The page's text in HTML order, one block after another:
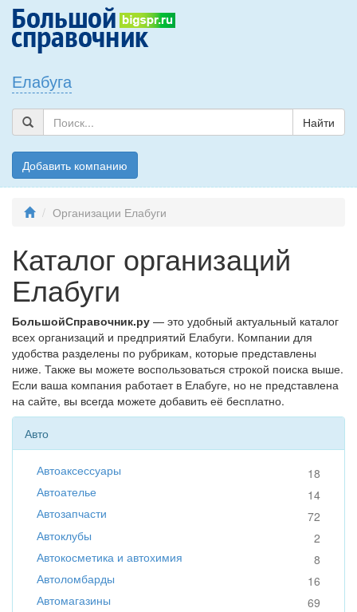
Елабуга
Найти
Добавить компанию
Организации Елабуги
Каталог организаций
Елабуги
БольшойСправочник.ру — это удобный актуальный каталог
всех организаций и предприятий Елабуги. Компании для
удобства разделены по рубрикам, которые представлены
ниже. Также вы можете воспользоваться строкой поиска выше.
Если ваша компания работает в Елабуге, но не представлена
на сайте, вы всегда можете добавить её бесплатно.
Авто
Автоаксессуары
18
Автоателье
14
Автозапчасти
72
Автоклубы
2
Автокосметика и автохимия
8
Автоломбарды
16
Автомагазины
69